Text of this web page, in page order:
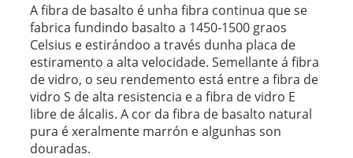
A fibra de basalto é unha fibra continua que se
fabrica fundindo basalto a 1450-1500 graos
Celsius e estirándoo a través dunha placa de
estiramento a alta velocidade. Semellante á fibra
de vidro, o seu rendemento está entre a fibra de
vidro S de alta resistencia e a fibra de vidro E
libre de álcalis. A cor da fibra de basalto natural
pura é xeralmente marrón e algunhas son
douradas.